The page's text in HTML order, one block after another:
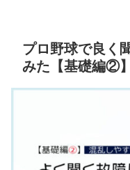
プロ野球で良く
みた【基礎編②】